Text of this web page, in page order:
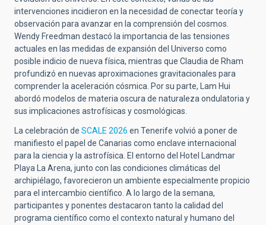
intervenciones incidieron en la necesidad de conectar teoría y
observación para avanzar en la comprensión del cosmos.
Wendy Freedman destacó la importancia de las tensiones
actuales en las medidas de expansión del Universo como
posible indicio de nueva física, mientras que Claudia de Rham
profundizó en nuevas aproximaciones gravitacionales para
comprender la aceleración cósmica. Por su parte, Lam Hui
abordó modelos de materia oscura de naturaleza ondulatoria y
sus implicaciones astrofísicas y cosmológicas.
La celebración de SCALE 2026 en Tenerife volvió a poner de
manifiesto el papel de Canarias como enclave internacional
para la ciencia y la astrofísica. El entorno del Hotel Landmar
Playa La Arena, junto con las condiciones climáticas del
archipiélago, favorecieron un ambiente especialmente propicio
para el intercambio científico. A lo largo de la semana,
participantes y ponentes destacaron tanto la calidad del
programa científico como el contexto natural y humano del